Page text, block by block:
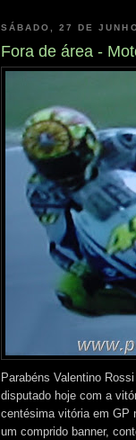
SÁBADO, 27 DE
Fora de área -
Parabéns Valentino
disputado hoje com a
centésima vitória em GP
um comprido banner,